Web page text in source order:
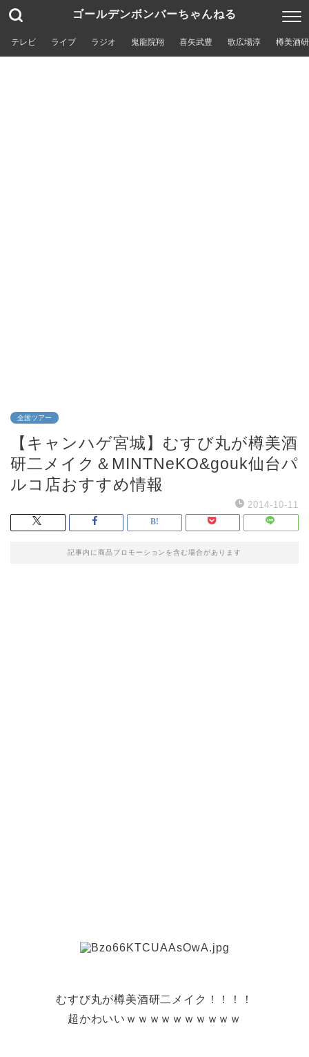
ゴールデンボンバーちゃんねる
テレビ ライブ ラジオ 鬼龍院翔 喜矢武豊 歌広場淳 樽美酒
全国ツアー
【キャンハゲ宮城】むすび丸が樽美酒
研二メイク＆MINTNeKO&gouk仙台パ
ルコ店おすすめ情報
2014-10-11
記事内に商品プロモーションを含む場合があります
むすび丸が樽美酒研二メイク！！！！
超かわいいｗｗｗｗｗｗｗｗｗｗ